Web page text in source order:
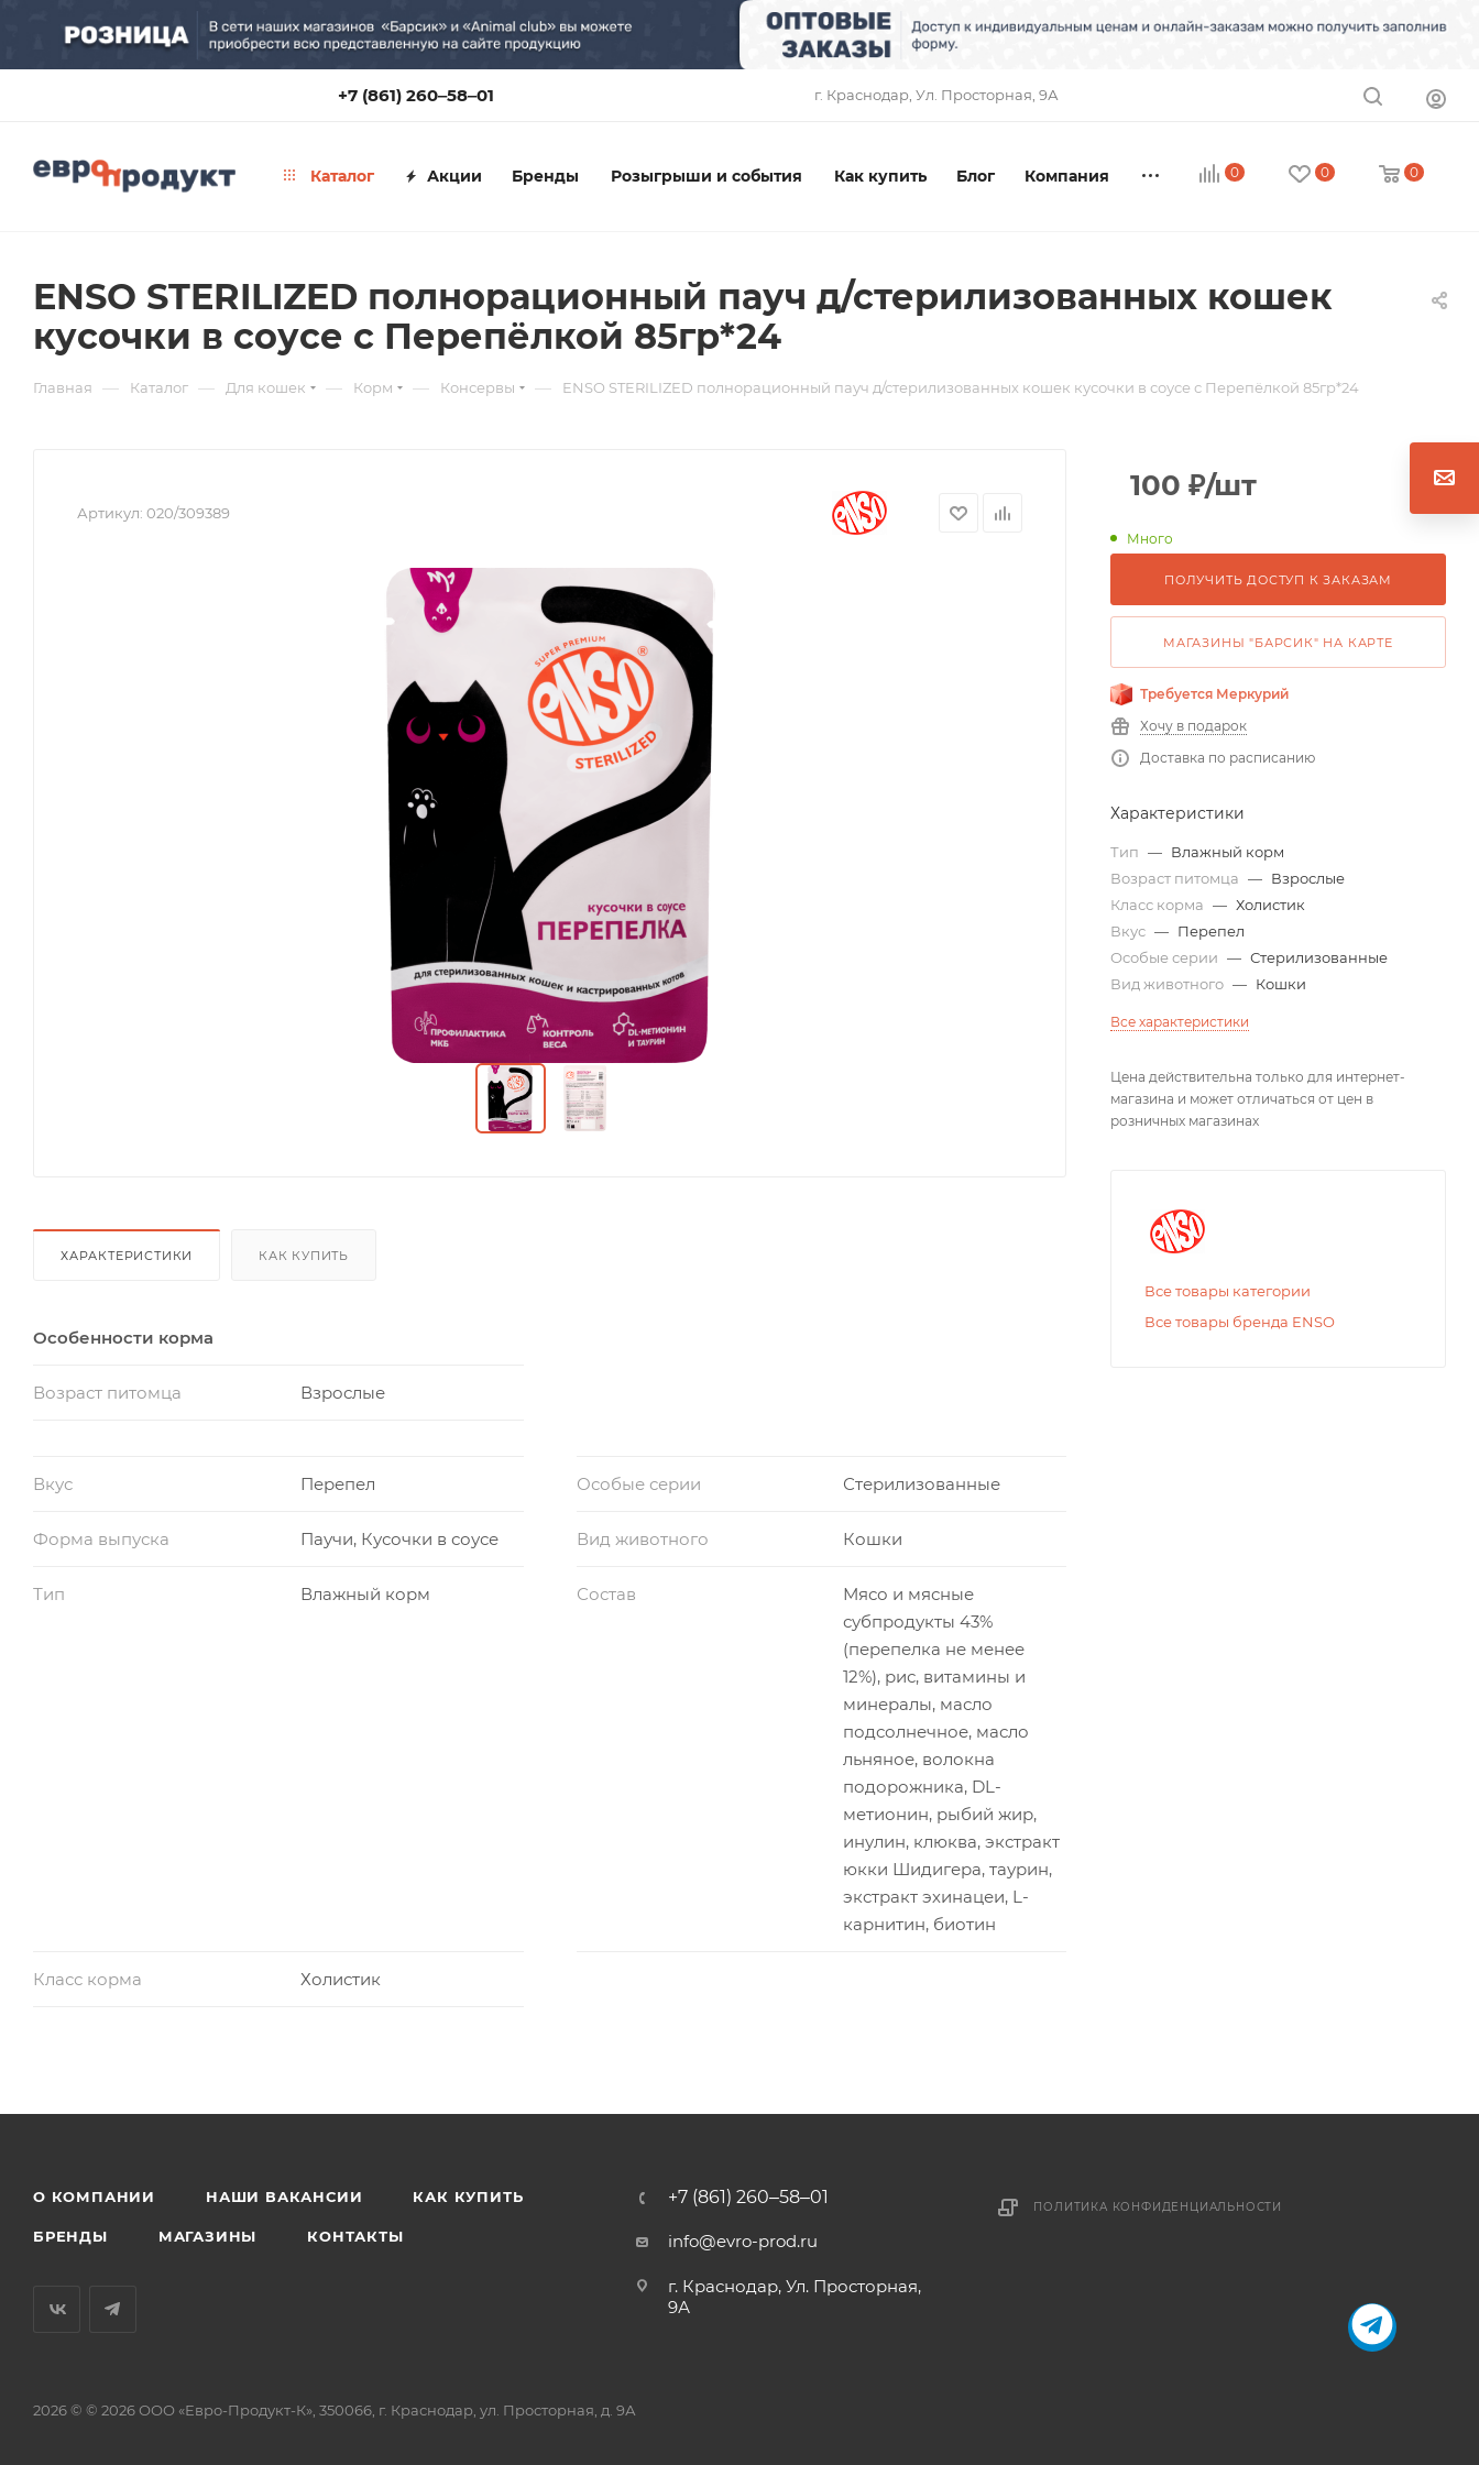
+7 (861) 260‒58‒01 г. Краснодар, ​Ул. Просторная, 9А
0 0 0
Каталог Акции Бренды Розыгрыши и события Как купить Блог Компания
ENSO STERILIZED полнорационный пауч д/стерилизованных кошек
кусочки в соусе с Перепёлкой 85гр*24
Главная — Каталог — Для кошек — Корм — Консервы — ENSO STERILIZED полнорационный пауч д/стерилизованных кошек кусочки в соусе с Перепёлкой 85гр*24
Артикул: 020/309389
ХАРАКТЕРИСТИКИ КАК КУПИТЬ
Особенности корма
Возраст питомца Взрослые
Вкус Перепел Особые серии Стерилизованные
Форма выпуска Паучи, Кусочки в соусе Вид животного Кошки
Тип Влажный корм Состав
Мясо и мясные
субпродукты 43%
(перепелка не менее
12%), рис, витамины и
минералы, масло
подсолнечное, масло
льняное, волокна
подорожника, DL-
метионин, рыбий жир,
инулин, клюква, экстракт
юкки Шидигера, таурин,
экстракт эхинацеи, L-
карнитин, биотин
Класс корма Холистик
100 ₽/шт
Много
ПОЛУЧИТЬ ДОСТУП К ЗАКАЗАМ
МАГАЗИНЫ "БАРСИК" НА КАРТЕ
Требуется Меркурий
Хочу в подарок
Доставка по расписанию
Характеристики
Тип — Влажный корм
Возраст питомца — Взрослые
Класс корма — Холистик
Вкус — Перепел
Особые серии — Стерилизованные
Вид животного — Кошки
Все характеристики
Цена действительна только для интернет-
магазина и может отличаться от цен в
розничных магазинах
Все товары категории
Все товары бренда ENSO
О КОМПАНИИ НАШИ ВАКАНСИИ КАК КУПИТЬ
БРЕНДЫ МАГАЗИНЫ КОНТАКТЫ
+7 (861) 260‒58‒01
info@evro-prod.ru
г. Краснодар, ​Ул. Просторная,
9А
ПОЛИТИКА КОНФИДЕНЦИАЛЬНОСТИ
2026 © © 2026 ООО «Евро-Продукт-К», 350066, г. Краснодар, ул. Просторная, д. 9А